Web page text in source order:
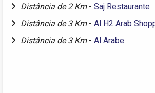
Distância de 2 Km - Saj Restaurante
Distância de 3 Km - Al H2 Arab
Distância de 3 Km - Al Arabe